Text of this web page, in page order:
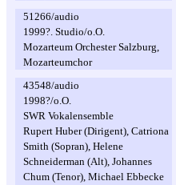
51266/audio
1999?. Studio/o.O.
Mozarteum Orchester Salzburg,
Mozarteumchor
43548/audio
1998?/o.O.
SWR Vokalensemble
Rupert Huber (Dirigent), Catriona
Smith (Sopran), Helene
Schneiderman (Alt), Johannes
Chum (Tenor), Michael Ebbecke